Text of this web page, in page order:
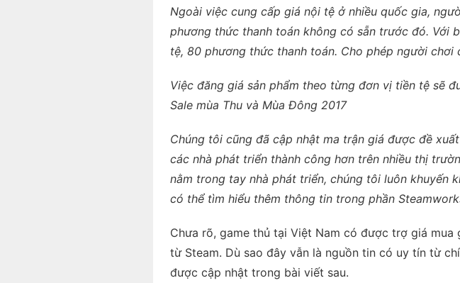
Ngoài việc cung cấp giá nội tệ ở nhiều quốc gia,
phương thức thanh toán không có sẵn trước đó. Với
tệ, 80 phương thức thanh toán. Cho phép người chơi
Việc đăng giá sản phẩm theo từng đơn vị tiền tệ sẽ
Sale mùa Thu và Mùa Đông 2017
Chúng tôi cũng đã cập nhật ma trận giá được đề
các nhà phát triển thành công hơn trên nhiều thị
nằm trong tay nhà phát triển, chúng tôi luôn khuyến
có thể tìm hiểu thêm thông tin trong phần
Chưa rõ, game thủ tại Việt Nam có được trợ giá
từ Steam. Dù sao đây vẫn là nguồn tin có uy tín từ
được cập nhật trong bài viết sau.